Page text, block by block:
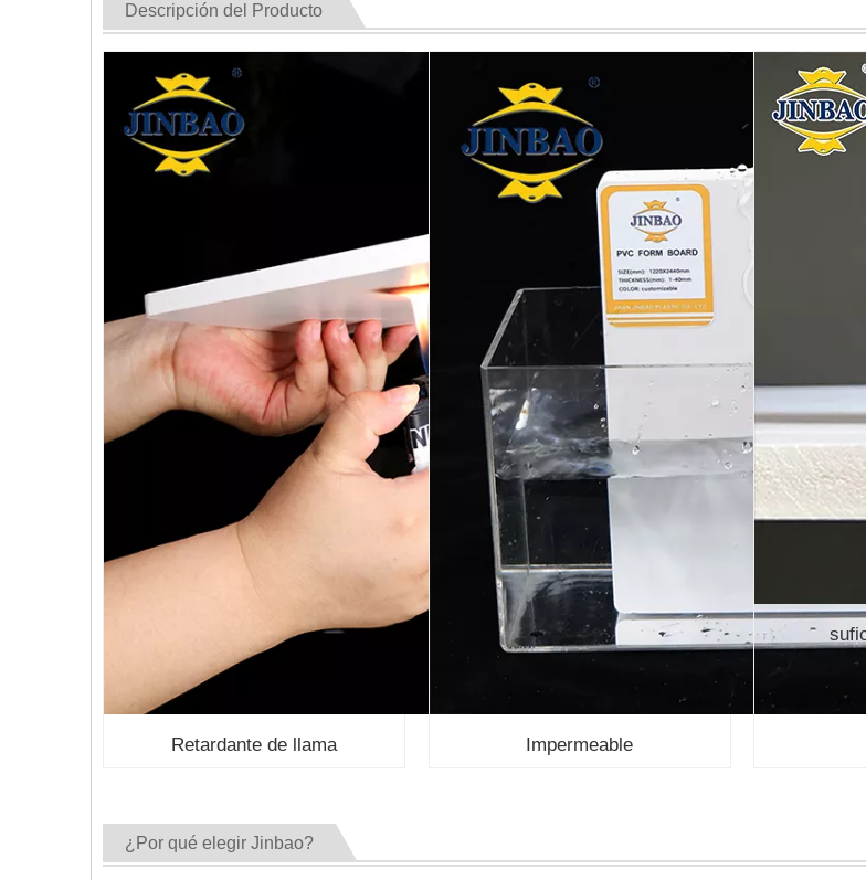
Descripción del Producto
Retardante de llama Impermeable
¿Por qué elegir Jinbao?